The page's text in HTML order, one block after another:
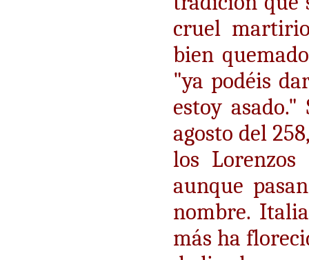
cruel
bien
"ya podéis
estoy
agosto del
los
aunque
nombre.
más ha